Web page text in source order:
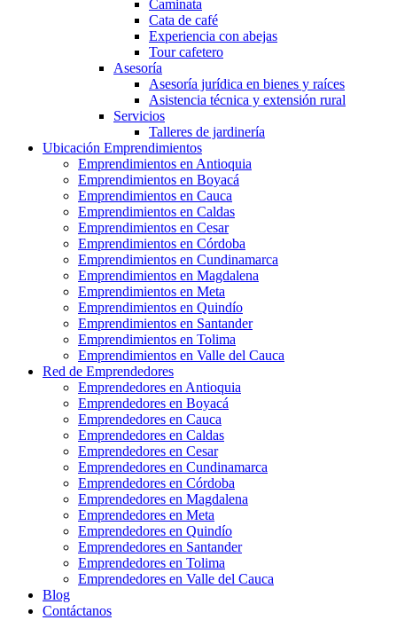
Caminata
Cata de café
Experiencia con abejas
Tour cafetero
Asesoría
Asesoría jurídica en bienes y raíces
Asistencia técnica y extensión rural
Servicios
Talleres de jardinería
Ubicación Emprendimientos
Emprendimientos en Antioquia
Emprendimientos en Boyacá
Emprendimientos en Cauca
Emprendimientos en Caldas
Emprendimientos en Cesar
Emprendimientos en Córdoba
Emprendimientos en Cundinamarca
Emprendimientos en Magdalena
Emprendimientos en Meta
Emprendimientos en Quindío
Emprendimientos en Santander
Emprendimientos en Tolima
Emprendimientos en Valle del Cauca
Red de Emprendedores
Emprendedores en Antioquia
Emprendedores en Boyacá
Emprendedores en Cauca
Emprendedores en Caldas
Emprendedores en Cesar
Emprendedores en Cundinamarca
Emprendedores en Córdoba
Emprendedores en Magdalena
Emprendedores en Meta
Emprendedores en Quindío
Emprendedores en Santander
Emprendedores en Tolima
Emprendedores en Valle del Cauca
Blog
Contáctanos